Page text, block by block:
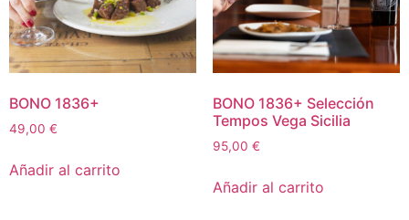
BONO 1836+
49,00 €
Añadir al carrito
BONO 1836+ Selección
Tempos Vega Sicilia
95,00 €
Añadir al carrito